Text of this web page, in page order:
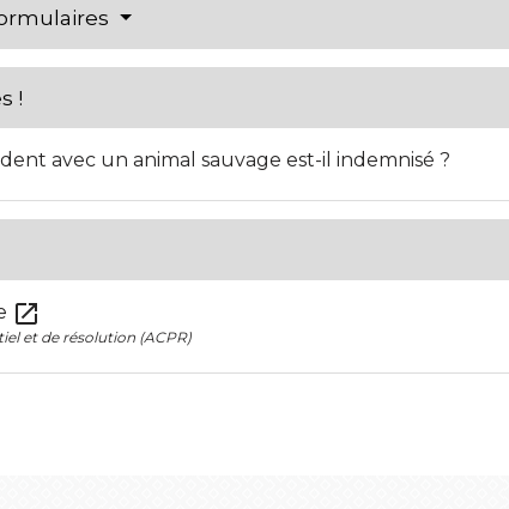
!
avec un animal sauvage est-il indemnisé ?
open_in_new
et de résolution (ACPR)